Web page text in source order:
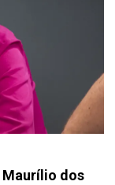
Maurílio dos